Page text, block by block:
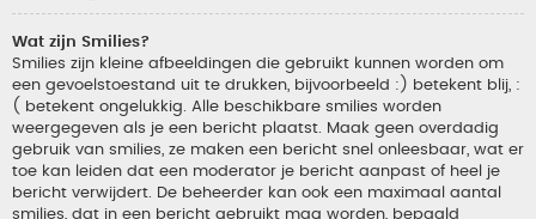
Wat zijn Smilies?
Smilies zijn kleine afbeeldingen die gebruikt kunnen worden om
een gevoelstoestand uit te drukken, bijvoorbeeld :) betekent blij, :
( betekent ongelukkig. Alle beschikbare smilies worden
weergegeven als je een bericht plaatst. Maak geen overdadig
gebruik van smilies, ze maken een bericht snel onleesbaar, wat er
toe kan leiden dat een moderator je bericht aanpast of heel je
bericht verwijdert. De beheerder kan ook een maximaal aantal
smilies, dat in een bericht gebruikt mag worden, bepaald